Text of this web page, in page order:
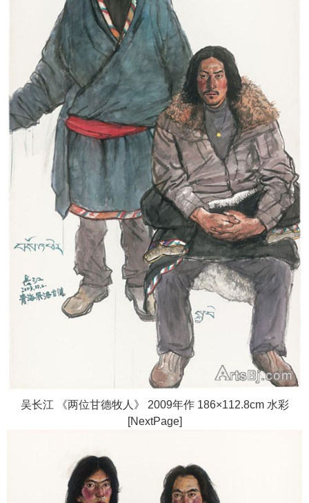
吴长江 《两位甘德牧人》 2009年作 186×112.8cm 水彩
[NextPage]